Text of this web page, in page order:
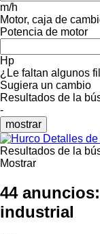
m/h
Motor, caja de
Potencia de motor
Hp
¿Le faltan algunos
Sugiera un cambio
Resultados de la
-
mostrar
Detalles
Resultados de la
Mostrar
44 anuncios:
industrial